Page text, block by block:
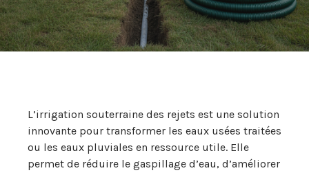
L’irrigation souterraine des rejets est une solution
innovante pour transformer les eaux usées traitées
ou les eaux pluviales en ressource utile. Elle
permet de réduire le gaspillage d’eau, d’améliorer